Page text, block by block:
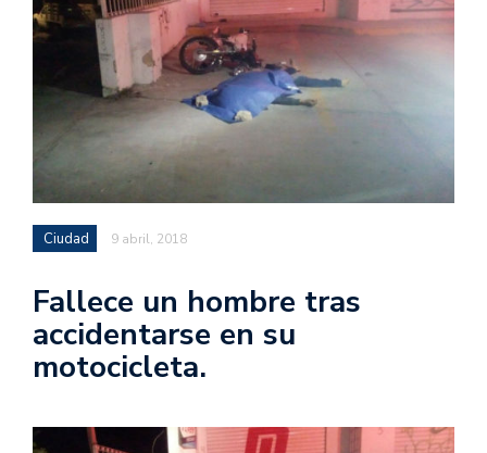
Ciudad 9 abril, 2018
Fallece un hombre tras
accidentarse en su
motocicleta.